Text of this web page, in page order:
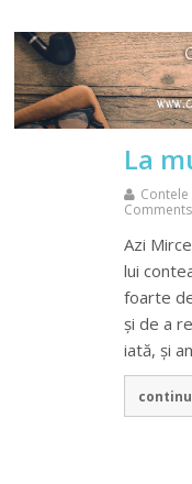
La
Contele
Comments
Azi
lui
foarte
și de a
iată, și